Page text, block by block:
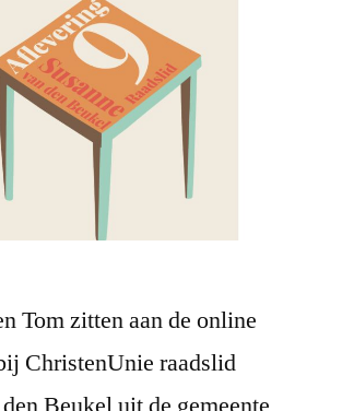
Tom zitten aan de online
ChristenUnie raadslid